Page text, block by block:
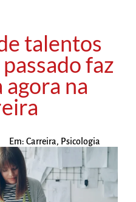
talentos
faz
na
Em: Carreira, Psicologia